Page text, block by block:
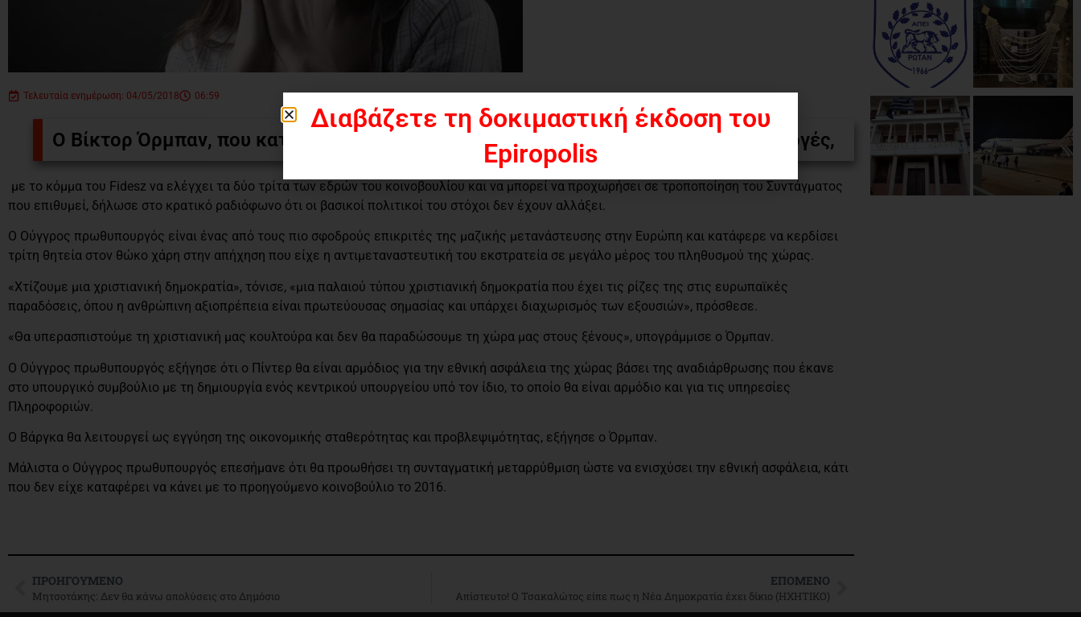
Τελευταία ενημέρωση: 04/05/2018 06:59
Ο Βίκτορ Όρμπαν, που κατήγαγε σημαντική νίκη τον Απρίλιο στις βουλευτικές εκλογές,
με το κόμμα του Fidesz να ελέγχει τα δύο τρίτα των εδρών του κοινοβουλίου και να μπορεί να προχωρήσει σε τροποποίηση του Συντάγματος
που επιθυμεί, δήλωσε στο κρατικό ραδιόφωνο ότι οι βασικοί πολιτικοί του στόχοι δεν έχουν αλλάξει.
Ο Ούγγρος πρωθυπουργός είναι ένας από τους πιο σφοδρούς επικριτές της μαζικής μετανάστευσης στην Ευρώπη και κατάφερε να κερδίσει
τρίτη θητεία στον θώκο χάρη στην απήχηση που είχε η αντιμεταναστευτική του εκστρατεία σε μεγάλο μέρος του πληθυσμού της χώρας.
«Χτίζουμε μια χριστιανική δημοκρατία», τόνισε, «μια παλαιού τύπου χριστιανική δημοκρατία που έχει τις ρίζες της στις ευρωπαϊκές
παραδόσεις, όπου η ανθρώπινη αξιοπρέπεια είναι πρωτεύουσας σημασίας και υπάρχει διαχωρισμός των εξουσιών», πρόσθεσε.
«Θα υπερασπιστούμε τη χριστιανική μας κουλτούρα και δεν θα παραδώσουμε τη χώρα μας στους ξένους», υπογράμμισε ο Όρμπαν.
Ο Ούγγρος πρωθυπουργός εξήγησε ότι ο Πίντερ θα είναι αρμόδιος για την εθνική ασφάλεια της χώρας βάσει της αναδιάρθρωσης που έκανε
στο υπουργικό συμβούλιο με τη δημιουργία ενός κεντρικού υπουργείου υπό τον ίδιο, το οποίο θα είναι αρμόδιο και για τις υπηρεσίες
Πληροφοριών.
Ο Βάργκα θα λειτουργεί ως εγγύηση της οικονομικής σταθερότητας και προβλεψιμότητας, εξήγησε ο Όρμπαν.
Μάλιστα ο Ούγγρος πρωθυπουργός επεσήμανε ότι θα προωθήσει τη συνταγματική μεταρρύθμιση ώστε να ενισχύσει την εθνική ασφάλεια, κάτι
που δεν είχε καταφέρει να κάνει με το προηγούμενο κοινοβούλιο το 2016.
ΠΡΟΗΓΟΎΜΕΝΟ
Μητσοτάκης: Δεν θα κάνω απολύσεις στο Δημόσιο
ΕΠΌΜΕΝΟ
Απίστευτο! Ο Τσακαλώτος είπε πως η Νέα Δημοκρατία έχει δίκιο (ΗΧΗΤΙΚΟ)
Διαβάζετε τη δοκιμαστική έκδοση του
Epiropolis